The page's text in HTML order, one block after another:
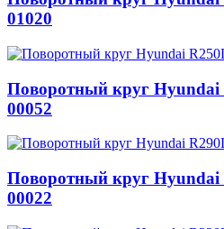
01020
Поворотный круг Hyundai
00052
Поворотный круг Hyundai
00022